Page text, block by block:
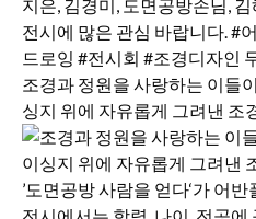
조경과 정원을 사랑하는 이들
싱지 위에 자유롭게 그려낸 조